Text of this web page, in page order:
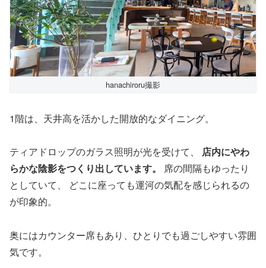
hanachiroru撮影
1階は、天井高を活かした開放的なダイニング。
ティアドロップのガラス照明が光を受けて、 店内にやわ
らかな陰影をつくり出しています。
席の間隔もゆったり
としていて、 どこに座っても運河の気配を感じられるの
が印象的。
奥にはカウンター席もあり、ひとりでも過ごしやすい雰囲
気です。